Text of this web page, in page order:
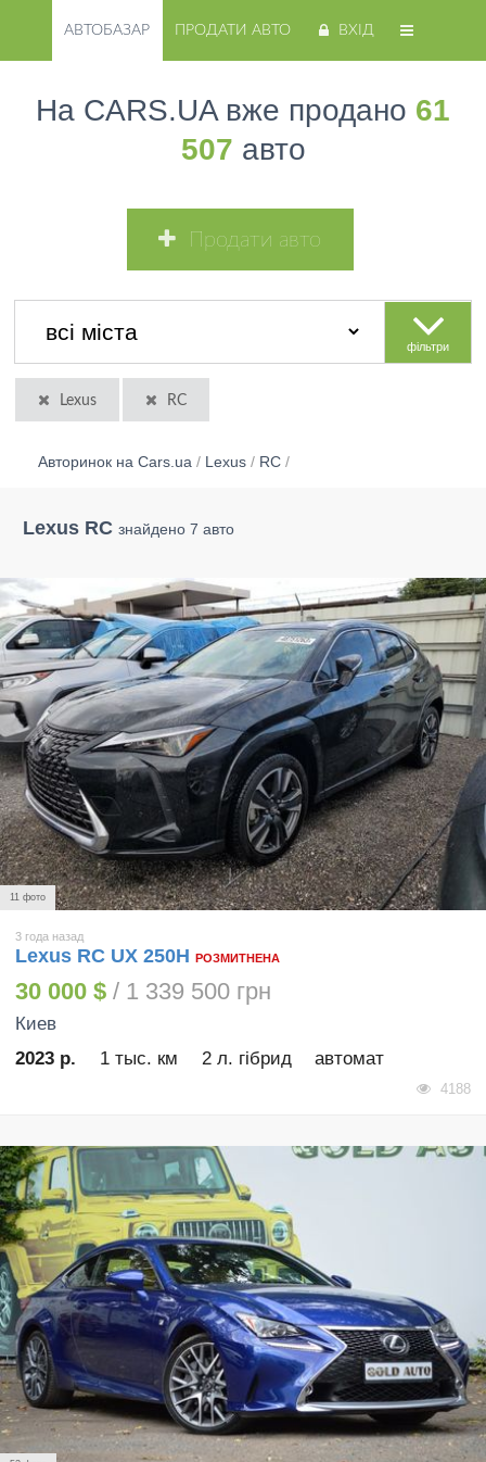
АВТОБАЗАР ПРОДАТИ АВТО ВХІД
На CARS.UA вже продано 61
507 авто
Продати авто
фільтри
Lexus RC
Авторинок на Cars.ua / Lexus / RC /
Lexus RC знайдено 7 авто
11 фото
3 года назад
Lexus RC UX 250H РОЗМИТНЕНА
30 000 $ / 1 339 500 грн
Киев
2023 р.
1 тыс. км 2 л. гібрид автомат
4188